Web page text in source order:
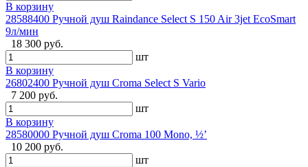
В корзину
28588400 Ручной душ Raindance Select S 150 Air 3jet EcoSmart
9л/мин
18 300 руб.
шт
В корзину
26802400 Ручной душ Croma Select S Vario
7 200 руб.
шт
В корзину
28580000 Ручной душ Croma 100 Mono, ½’
10 200 руб.
шт